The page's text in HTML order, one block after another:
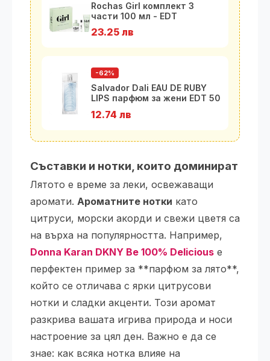
Rochas Girl комплект 3
части 100 мл - EDT
23.25 лв
-62%
Salvador Dali EAU DE RUBY
LIPS парфюм за жени EDT 50
12.74 лв
Съставки и нотки, които доминират
Лятото е време за леки, освежаващи
аромати. Ароматните нотки като
цитруси, морски акорди и свежи цветя са
на върха на популярността. Например,
Donna Karan DKNY Be 100% Delicious е
перфектен пример за **парфюм за лято**,
който се отличава с ярки цитрусови
нотки и сладки акценти. Този аромат
разкрива вашата игрива природа и носи
настроение за цял ден. Важно е да се
знае: как всяка нотка влияе на